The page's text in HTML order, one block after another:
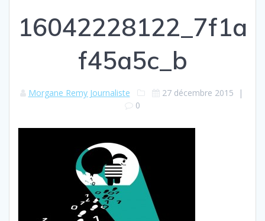
16042228122_7f1a
f45a5c_b
Morgane Remy Journaliste 27 décembre 2015 |
0